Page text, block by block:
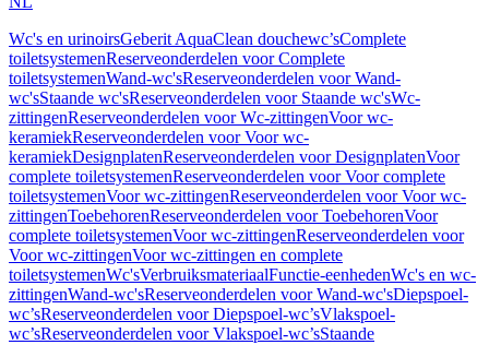
Wc's en urinoirsGeberit AquaClean douchewc’sComplete
toiletsystemenReserveonderdelen voor Complete
toiletsystemenWand-wc'sReserveonderdelen voor Wand-
wc'sStaande wc'sReserveonderdelen voor Staande wc'sWc-
zittingenReserveonderdelen voor Wc-zittingenVoor wc-
keramiekReserveonderdelen voor Voor wc-
keramiekDesignplatenReserveonderdelen voor DesignplatenVoor
complete toiletsystemenReserveonderdelen voor Voor complete
toiletsystemenVoor wc-zittingenReserveonderdelen voor Voor wc-
zittingenToebehorenReserveonderdelen voor ToebehorenVoor
complete toiletsystemenVoor wc-zittingenReserveonderdelen voor
Voor wc-zittingenVoor wc-zittingen en complete
toiletsystemenWc'sVerbruiksmateriaalFunctie-eenhedenWc's en wc-
zittingenWand-wc'sReserveonderdelen voor Wand-wc'sDiepspoel-
wc’sReserveonderdelen voor Diepspoel-wc’sVlakspoel-
wc’sReserveonderdelen voor Vlakspoel-wc’sStaande